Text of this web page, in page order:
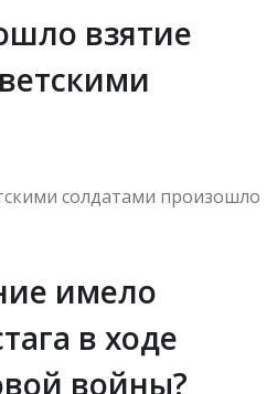
взятие
солдатами произошло
имело
в ходе
войны?